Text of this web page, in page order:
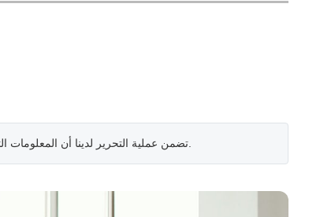
تضمن عملية التحرير لدينا أن المعلومات